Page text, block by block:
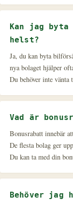
Kan jag
helst?
Ja, du kan byta
nya bolaget hjälper
Du behöver inte
Vad är
Bonusrabatt innebär
De flesta bolag ger
Du kan ta med din
Behöver jag